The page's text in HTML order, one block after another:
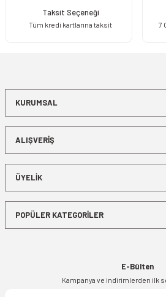
Taksit Seçeneği
Tüm kredi kartlarına taksit 7
KURUMSAL
ALIŞVERİŞ
ÜYELİK
POPÜLER KATEGORİLER
E-Bülten
Kampanya ve indirimlerden ilk